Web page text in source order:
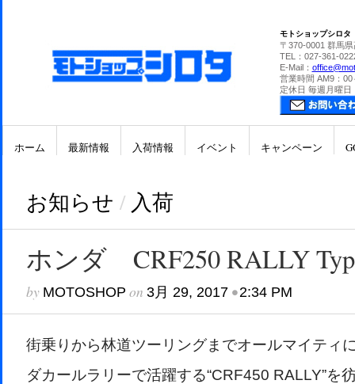
モトショップシロタ
〒370-0001 群馬
TEL：027-361-
E-Mail：
営業時間 AM9：00
定休日 毎週月曜日
ホーム 最新情報 入荷情報 イベント キャンペーン
お知らせ / 入荷
ホンダ CRF250 RALLY
by MOTOSHOP on 3月 29, 2017•2:34 PM
街乗りから林道ツーリングまでオールマイティ
ダカールラリーで活躍する“CRF450 RALLY”を